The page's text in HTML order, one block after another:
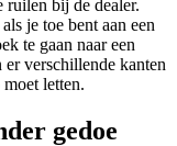
ruilen bij de dealer.
je toe bent aan een
te gaan naar een
verschillende kanten
letten.
gedoe